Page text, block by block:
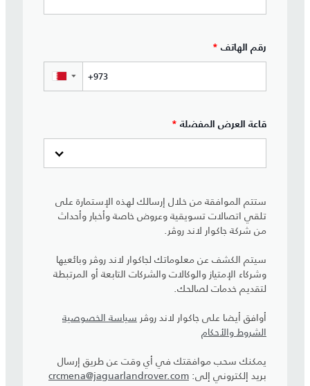
رقم الهاتف *
▼
قاعة العرض المفضلة *
ستتم الموافقة من خلال إرسالك لهذه الإستمارة على
تلقي اتصالات تسويقية وعروض خاصة وأخبار وأحداث
من شركة جاكوار لاند روڤر.
سيتم الكشف عن معلوماتك لجاكوار لاند روڤر وبائعيها
وشركاء الإمتياز والوكالات والشركات التابعة أو المرتبطة
لتقديم خدمات لصالحك.
أوافق أيضا على جاكوار لاند روڤر سياسة الخصوصية
الشروط والأحكام
يمكنك سحب موافقتك في أي وقت عن طريق إرسال
بريد إلكتروني إلى: crcmena@jaguarlandrover.com